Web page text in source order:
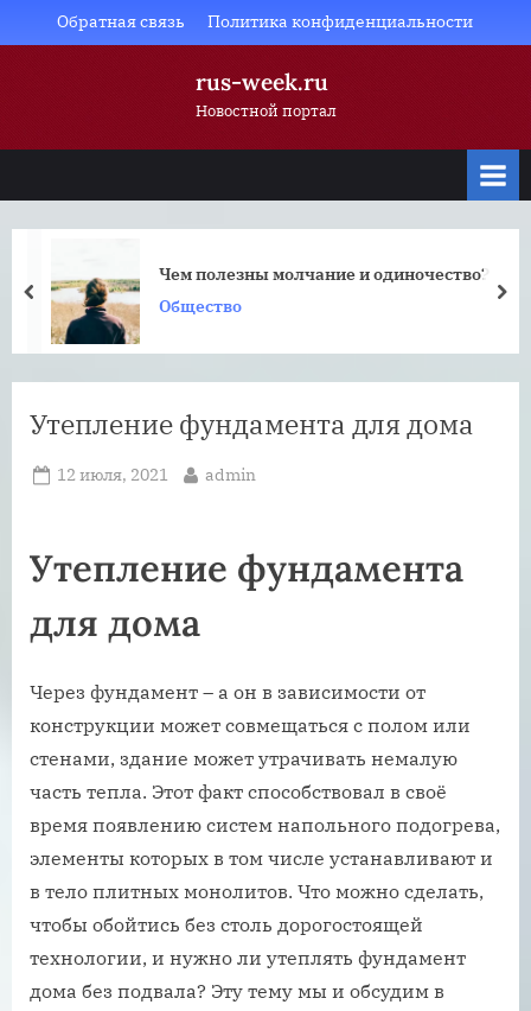
to
Обратная связь Политика конфиденциальности
rus-week.ru
Новостной портал
Чем полезны молчание и одиночество?
Общество
prev
Утепление фундамента для дома
Posted
12 июля, 2021 By
admin
Утепление фундамента
для дома
Через фундамент – а он в зависимости от
конструкции может совмещаться с полом или
стенами, здание может утрачивать немалую
часть тепла. Этот факт способствовал в своё
время появлению систем напольного подогрева,
элементы которых в том числе устанавливают и
в тело плитных монолитов. Что можно сделать,
чтобы обойтись без столь дорогостоящей
технологии, и нужно ли утеплять фундамент
дома без подвала? Эту тему мы и обсудим в